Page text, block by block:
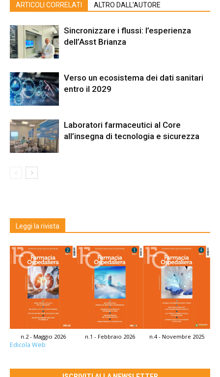
ARTICOLI CORRELATI ALTRO DALL'AUTORE
Sincronizzare i flussi: l’esperienza
dell’Asst Brianza
Verso un ecosistema dei dati sanitari
entro il 2029
Laboratori farmaceutici al Core
all’insegna di tecnologia e sicurezza
Leggi la rivista
n.2 - Maggio 2026 n.1 - Febbraio 2026 n.4 - Novembre 2025
Edicola Web